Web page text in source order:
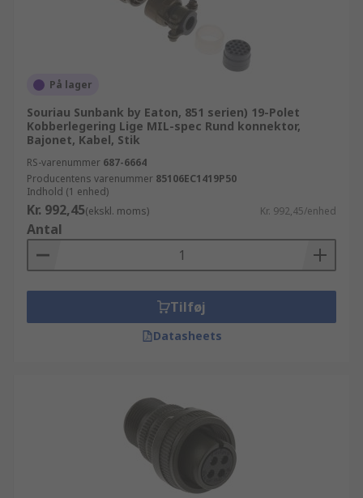
På lager
Souriau Sunbank by Eaton, 851 serien) 19-Polet
Kobberlegering Lige MIL-spec Rund konnektor,
Bajonet, Kabel, Stik
RS-varenummer 687-6664
Producentens varenummer 85106EC1419P50
Indhold (1 enhed)
Kr. 992,45(ekskl. moms) Kr. 992,45/enhed
Antal
Tilføj
Datasheets